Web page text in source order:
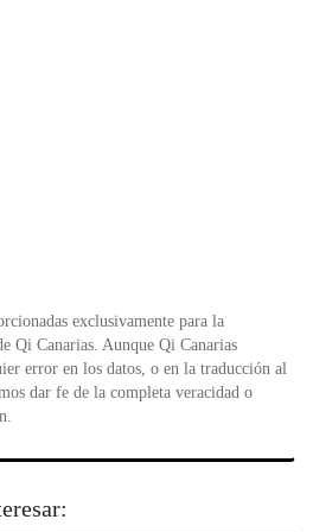
exclusivamente para la
Qi Canarias. Aunque Qi Canarias
error en los datos, o en la traducción al
dar fe de la completa veracidad o